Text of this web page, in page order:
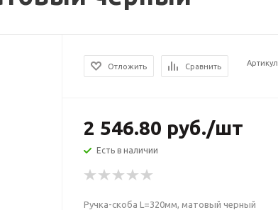
Отложить Сравнить Артикул
2 546.80 руб./шт
Есть в наличии
Ручка-скоба L=320мм, матовый черный